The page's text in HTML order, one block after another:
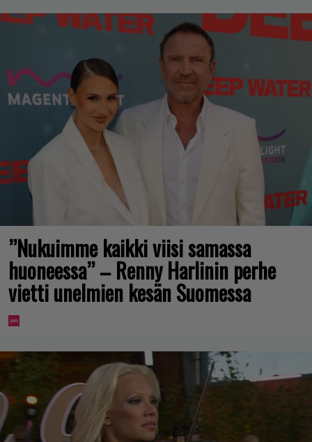
”Nukuimme kaikki viisi samassa
huoneessa” – Renny Harlinin perhe
vietti unelmien kesän Suomessa